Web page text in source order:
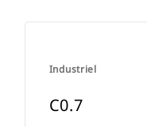
Industriel
C0.7